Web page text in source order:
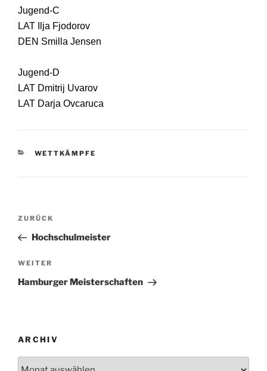
Jugend-C
LAT Ilja Fjodorov
DEN Smilla Jensen
Jugend-D
LAT Dmitrij Uvarov
LAT Darja Ovcaruca
KATEGORIEN
WETTKÄMPFE
Beitragsnavigation
Vorheriger
Beitrag
ZURÜCK
Hochschulmeister
Nächster
Beitrag
WEITER
Hamburger Meisterschaften
ARCHIV